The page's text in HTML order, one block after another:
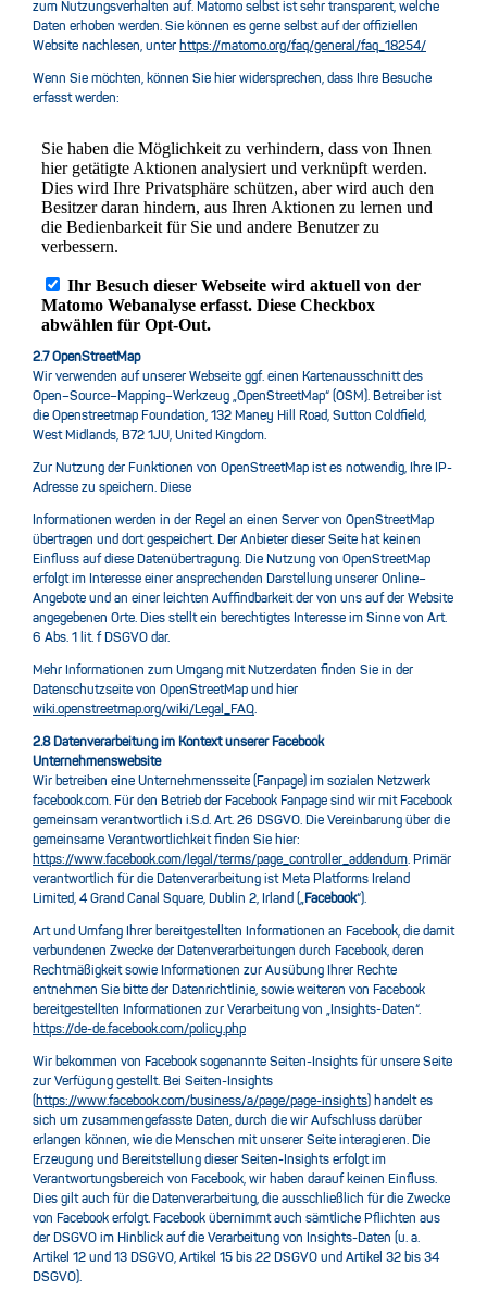
zum Nutzungsverhalten auf. Matomo selbst ist sehr transparent, welche
Daten erhoben werden. Sie können es gerne selbst auf der offiziellen
Website nachlesen, unter https://matomo.org/faq/general/faq_18254/
Wenn Sie möchten, können Sie hier widersprechen, dass Ihre Besuche
erfasst werden:
2.7 OpenStreetMap
Wir verwenden auf unserer Webseite ggf. einen Kartenausschnitt des
Open–Source–Mapping–Werkzeug „OpenStreetMap“ (OSM). Betreiber ist
die Openstreetmap Foundation, 132 Maney Hill Road, Sutton Coldfield,
West Midlands, B72 1JU, United Kingdom.
Zur Nutzung der Funktionen von OpenStreetMap ist es notwendig, Ihre IP-
Adresse zu speichern. Diese
Informationen werden in der Regel an einen Server von OpenStreetMap
übertragen und dort gespeichert. Der Anbieter dieser Seite hat keinen
Einfluss auf diese Datenübertragung. Die Nutzung von OpenStreetMap
erfolgt im Interesse einer ansprechenden Darstellung unserer Online–
Angebote und an einer leichten Auffindbarkeit der von uns auf der Website
angegebenen Orte. Dies stellt ein berechtigtes Interesse im Sinne von Art.
6 Abs. 1 lit. f DSGVO dar.
Mehr Informationen zum Umgang mit Nutzerdaten finden Sie in der
Datenschutzseite von OpenStreetMap und hier
wiki.openstreetmap.org/wiki/Legal_FAQ.
2.8 Datenverarbeitung im Kontext unserer Facebook
Unternehmenswebsite
Wir betreiben eine Unternehmensseite (Fanpage) im sozialen Netzwerk
facebook.com. Für den Betrieb der Facebook Fanpage sind wir mit Facebook
gemeinsam verantwortlich i.S.d. Art. 26 DSGVO. Die Vereinbarung über die
gemeinsame Verantwortlichkeit finden Sie hier:
https://www.facebook.com/legal/terms/page_controller_addendum. Primär
verantwortlich für die Datenverarbeitung ist Meta Platforms Ireland
Limited, 4 Grand Canal Square, Dublin 2, Irland („Facebook“).
Art und Umfang Ihrer bereitgestellten Informationen an Facebook, die damit
verbundenen Zwecke der Datenverarbeitungen durch Facebook, deren
Rechtmäßigkeit sowie Informationen zur Ausübung Ihrer Rechte
entnehmen Sie bitte der Datenrichtlinie, sowie weiteren von Facebook
bereitgestellten Informationen zur Verarbeitung von „Insights-Daten“.
https://de-de.facebook.com/policy.php
Wir bekommen von Facebook sogenannte Seiten-Insights für unsere Seite
zur Verfügung gestellt. Bei Seiten-Insights
https://www.facebook.com/business/a/page/page-insights ) handelt es
sich um zusammengefasste Daten, durch die wir Aufschluss darüber
erlangen können, wie die Menschen mit unserer Seite interagieren. Die
Erzeugung und Bereitstellung dieser Seiten-Insights erfolgt im
Verantwortungsbereich von Facebook, wir haben darauf keinen Einfluss.
Dies gilt auch für die Datenverarbeitung, die ausschließlich für die Zwecke
von Facebook erfolgt. Facebook übernimmt auch sämtliche Pflichten aus
der DSGVO im Hinblick auf die Verarbeitung von Insights-Daten (u. a.
Artikel 12 und 13 DSGVO, Artikel 15 bis 22 DSGVO und Artikel 32 bis 34
DSGVO).